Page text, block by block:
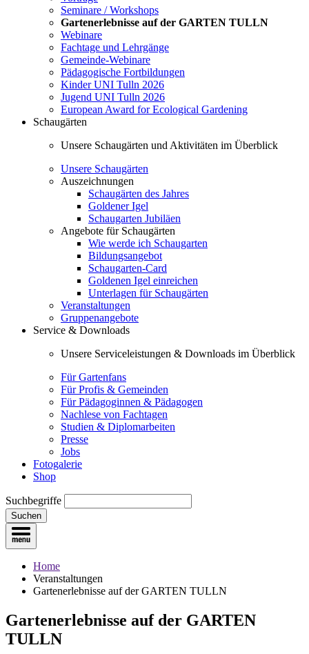
Seminare / Workshops
Gartenerlebnisse auf der GARTEN TULLN
Webinare
Fachtage und Lehrgänge
Gemeinde-Webinare
Pädagogische Fortbildungen
Kinder UNI Tulln 2026
Jugend UNI Tulln 2026
European Award for Ecological Gardening
Schaugärten
Unsere Schaugärten und Aktivitäten im Überblick
Unsere Schaugärten
Auszeichnungen
Schaugärten des Jahres
Goldener Igel
Schaugarten Jubiläen
Angebote für Schaugärten
Wie werde ich Schaugarten
Bildungsangebot
Schaugarten-Card
Goldenen Igel einreichen
Unterlagen für Schaugärten
Veranstaltungen
Gruppenangebote
Service & Downloads
Unsere Serviceleistungen & Downloads im Überblick
Für Gartenfans
Für Profis & Gemeinden
Für Pädagoginnen & Pädagogen
Nachlese von Fachtagen
Studien & Diplomarbeiten
Presse
Jobs
Fotogalerie
Shop
Suchbegriffe
Suchen
Home
Veranstaltungen
Gartenerlebnisse auf der GARTEN TULLN
Gartenerlebnisse auf der GARTEN
TULLN